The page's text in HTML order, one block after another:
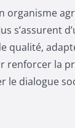
organisme
s’assurent
qualité,
renforcer la
le dialogue